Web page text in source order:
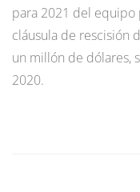
para 2021 del equipo
cláusula de rescisión
un millón de dólares,
2020.